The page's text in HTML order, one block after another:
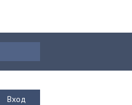
Вход